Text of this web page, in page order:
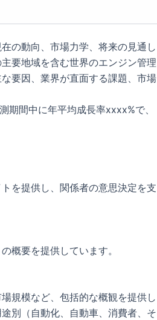
の動向、市場力学、将来の見通し
要地域を含む世界のエンジン管理
要因、業界が直面する課題、市場
間中に年平均成長率xxxx%で、
を提供し、関係者の意思決定を支
概要を提供しています。
規模など、包括的な概観を提供し
別（自動化、自動車、消費者、そ